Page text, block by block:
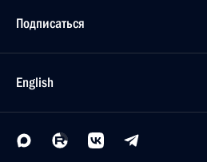
Подписаться
English